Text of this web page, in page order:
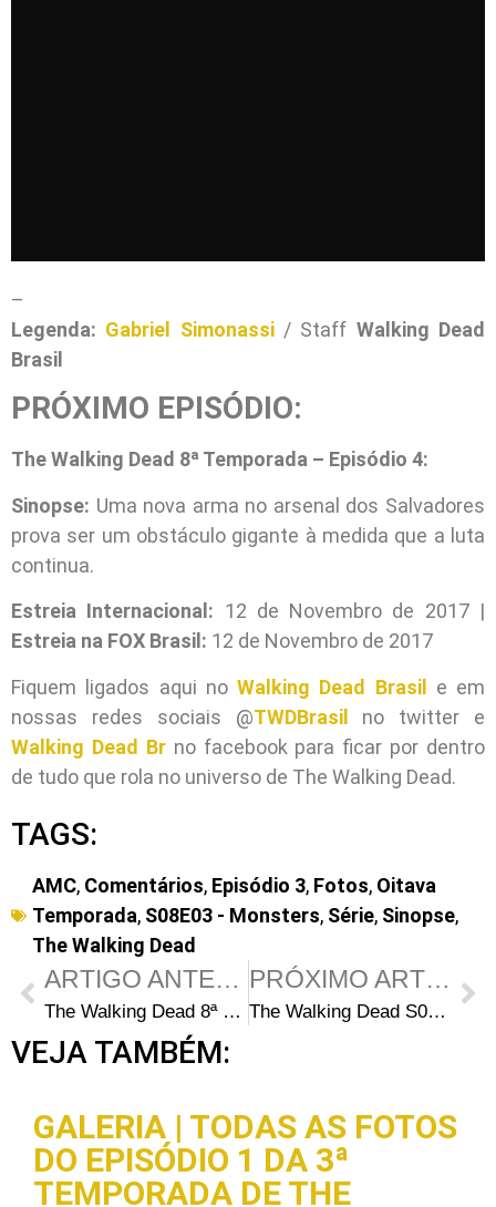
–
Legenda: Gabriel Simonassi/ Staff Walking Dead
Brasil
PRÓXIMO EPISÓDIO:
The Walking Dead 8ª Temporada – Episódio 4:
Sinopse: Uma nova arma no arsenal dos Salvadores
prova ser um obstáculo gigante à medida que a luta
continua.
Estreia Internacional: 12 de Novembro de 2017 |
Estreia na FOX Brasil: 12 de Novembro de 2017
Fiquem ligados aqui no Walking Dead Brasil e em
nossas redes sociais @TWDBrasil no twitter e
Walking Dead Brno facebook para ficar por dentro
de tudo que rola no universo de The Walking Dead.
TAGS:
AMC, Comentários, Episódio 3, Fotos, Oitava
Temporada, S08E03 - Monsters, Série, Sinopse,
The Walking Dead
ARTIGO ANTERIOR
The Walking Dead 8ª Temporada – Comentários do episódio 2: “The Damned” (COM SPOILERS)
PRÓXIMO ARTIGO
The Walking Dead S08E02: O que dizia o bilhete de Rick?
VEJA TAMBÉM:
GALERIA | TODAS AS FOTOS
DO EPISÓDIO 1 DA 3ª
TEMPORADA DE THE